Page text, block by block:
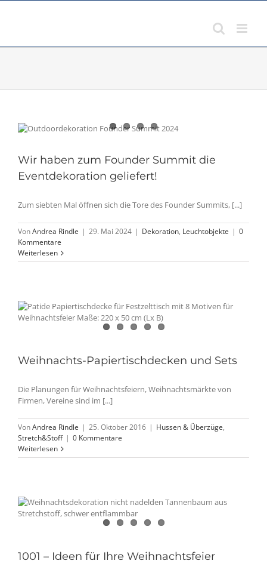
Wir haben zum Founder Summit die
Eventdekoration geliefert!
Zum siebten Mal öffnen sich die Tore des Founder Summits, [...]
VonAndrea Rindle | 29. Mai 2024 | Dekoration, Leuchtobjekte | 0
Kommentare
Weiterlesen
Weihnachts-Papiertischdecken und Sets
Die Planungen für Weihnachtsfeiern, Weihnachtsmärkte von
Firmen, Vereine sind im [...]
VonAndrea Rindle | 25. Oktober 2016 | Hussen & Überzüge,
Stretch&Stoff | 0 Kommentare
Weiterlesen
1001 – Ideen für Ihre Weihnachtsfeier